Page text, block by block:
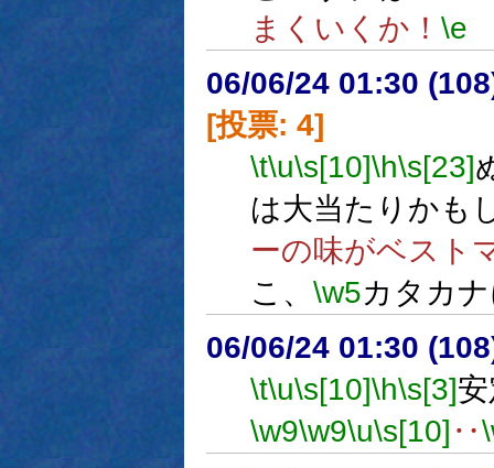
まくいくか！ \e
06/06/24 01:30
[投票: 4]
\t\u\s[10]\h\s[23]
は大当たりかも
ーの味がベスト
こ、 \w5カタカ
06/06/24 01:30
\t\u\s[10]\h\s[3]
\w9\w9\u\s[10] ‥